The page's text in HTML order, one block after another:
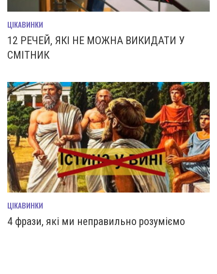
ЦІКАВИНКИ
12 РЕЧЕЙ, ЯКІ НЕ МОЖНА ВИКИДАТИ У
СМІТНИК
ЦІКАВИНКИ
4 фрази, які ми неправильно розуміємо